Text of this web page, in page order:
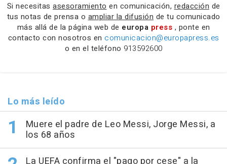
Si necesitas asesoramiento en comunicación, redacción de
tus notas de prensa o ampliar la difusión de tu comunicado
más allá de la página web de europa press , ponte en
contacto con nosotros en comunicacion@europapress.es
o en el teléfono 913592600
Lo más leído
Muere el padre de Leo Messi, Jorge Messi, a
los 68 años
La UEFA confirma el "pago por cese" a la